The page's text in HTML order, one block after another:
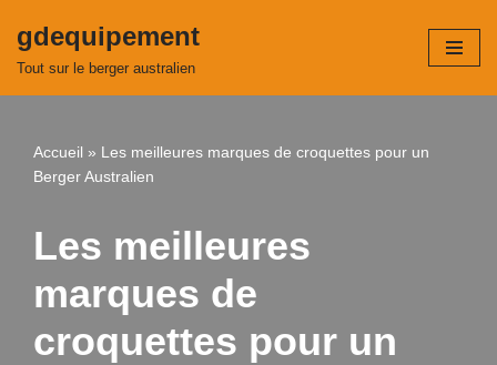
Aller
gdequipement
Tout sur le berger australien
Accueil » Les meilleures marques de croquettes pour un
Berger Australien
Les meilleures
marques de
croquettes pour un